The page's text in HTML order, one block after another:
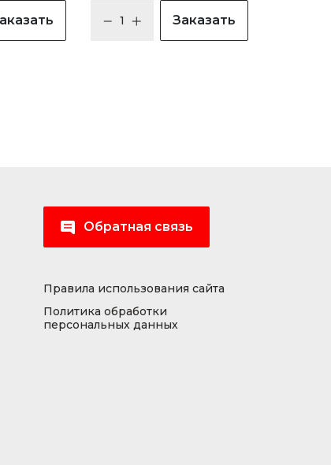
Заказать
Обратная связь
Правила использования сайта
Политика обработки
персональных данных